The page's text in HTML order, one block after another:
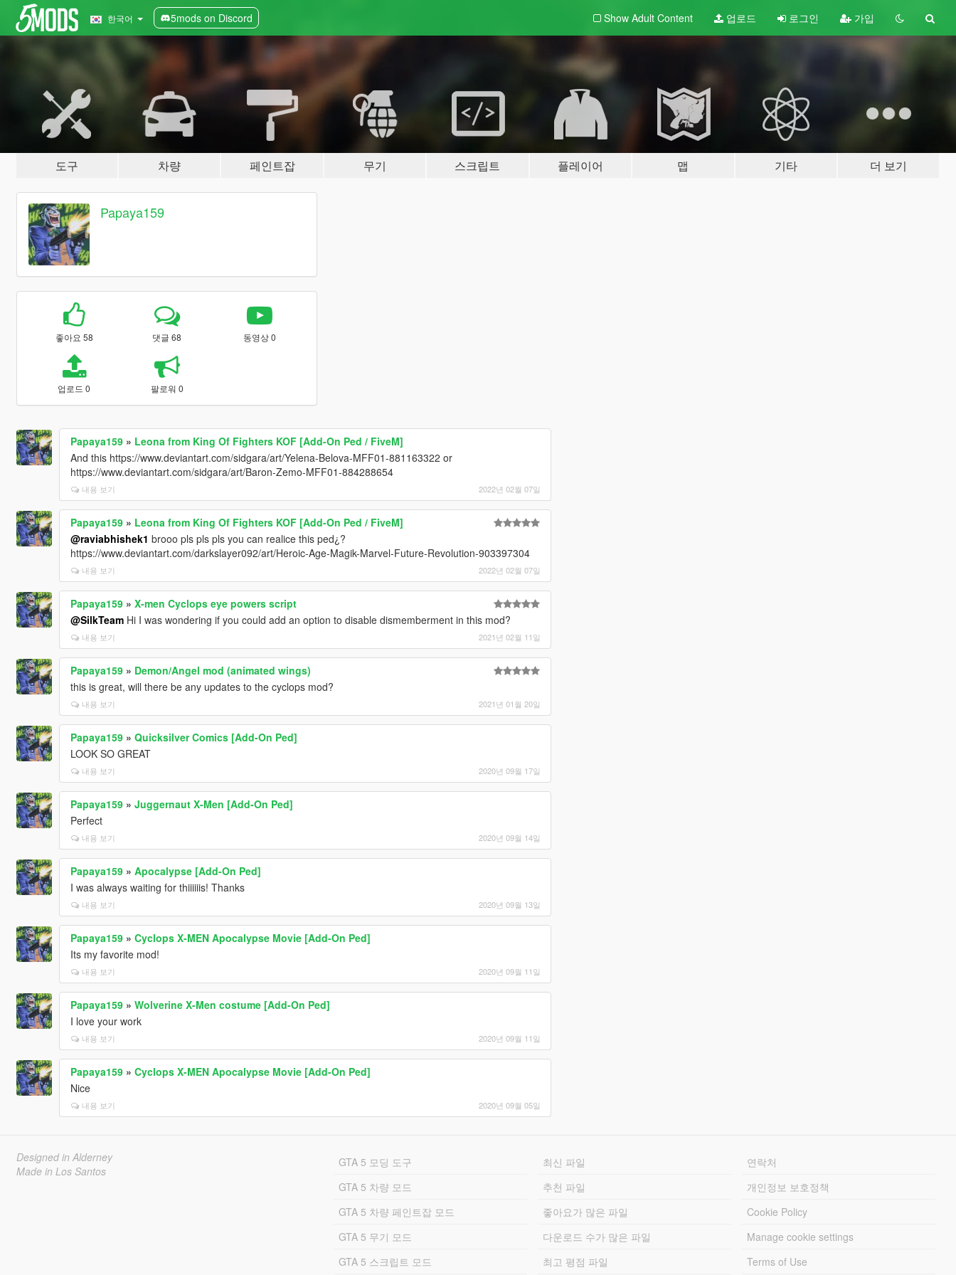
한국어 5mods on Discord Show Adult Content 업로드 로그인 가입
도구 차량 페인트잡 무기 스크립트 플레이어 맵 기타 더 보기
Papaya159
좋아요 58 댓글 68 동영상 0
업로드 0 팔로워 0
Papaya159» Leona from King Of Fighters KOF [Add-On Ped / FiveM]
And this https://www.deviantart.com/sidgara/art/Yelena-Belova-MFF01-881163322 or
https://www.deviantart.com/sidgara/art/Baron-Zemo-MFF01-884288654
내용 보기 2022년 02월 07일
Papaya159» Leona from King Of Fighters KOF [Add-On Ped / FiveM]
@raviabhishek1 brooo pls pls pls you can realice this ped¿?
https://www.deviantart.com/darkslayer092/art/Heroic-Age-Magik-Marvel-Future-Revolution-903397304
내용 보기 2022년 02월 07일
Papaya159» X-men Cyclops eye powers script
@SilkTeamHi I was wondering if you could add an option to disable dismemberment in this mod?
내용 보기 2021년 02월 11일
Papaya159» Demon/Angel mod (animated wings)
this is great, will there be any updates to the cyclops mod?
내용 보기 2021년 01월 20일
Papaya159» Quicksilver Comics [Add-On Ped]
LOOK SO GREAT
내용 보기 2020년 09월 17일
Papaya159» Juggernaut X-Men [Add-On Ped]
Perfect
내용 보기 2020년 09월 14일
Papaya159» Apocalypse [Add-On Ped]
I was always waiting for thiiiiiis! Thanks
내용 보기 2020년 09월 13일
Papaya159» Cyclops X-MEN Apocalypse Movie [Add-On Ped]
Its my favorite mod!
내용 보기 2020년 09월 11일
Papaya159» Wolverine X-Men costume [Add-On Ped]
I love your work
내용 보기 2020년 09월 11일
Papaya159» Cyclops X-MEN Apocalypse Movie [Add-On Ped]
Nice
내용 보기 2020년 09월 05일
Designed in Alderney
Made in Los Santos
GTA 5 모딩 도구
GTA 5 차량 모드
GTA 5 차량 페인트잡 모드
GTA 5 무기 모드
GTA 5 스크립트 모드
최신 파일
추천 파일
좋아요가 많은 파일
다운로드 수가 많은 파일
최고 평점 파일
연락처
개인정보 보호정책
Cookie Policy
Manage cookie settings
Terms of Use